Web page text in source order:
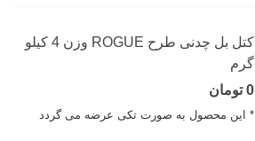
کتل بل چدنی طرح ROGUE وزن 4 کیلو
گرم
0 تومان
* این محصول به صورت تکی عرضه می گردد